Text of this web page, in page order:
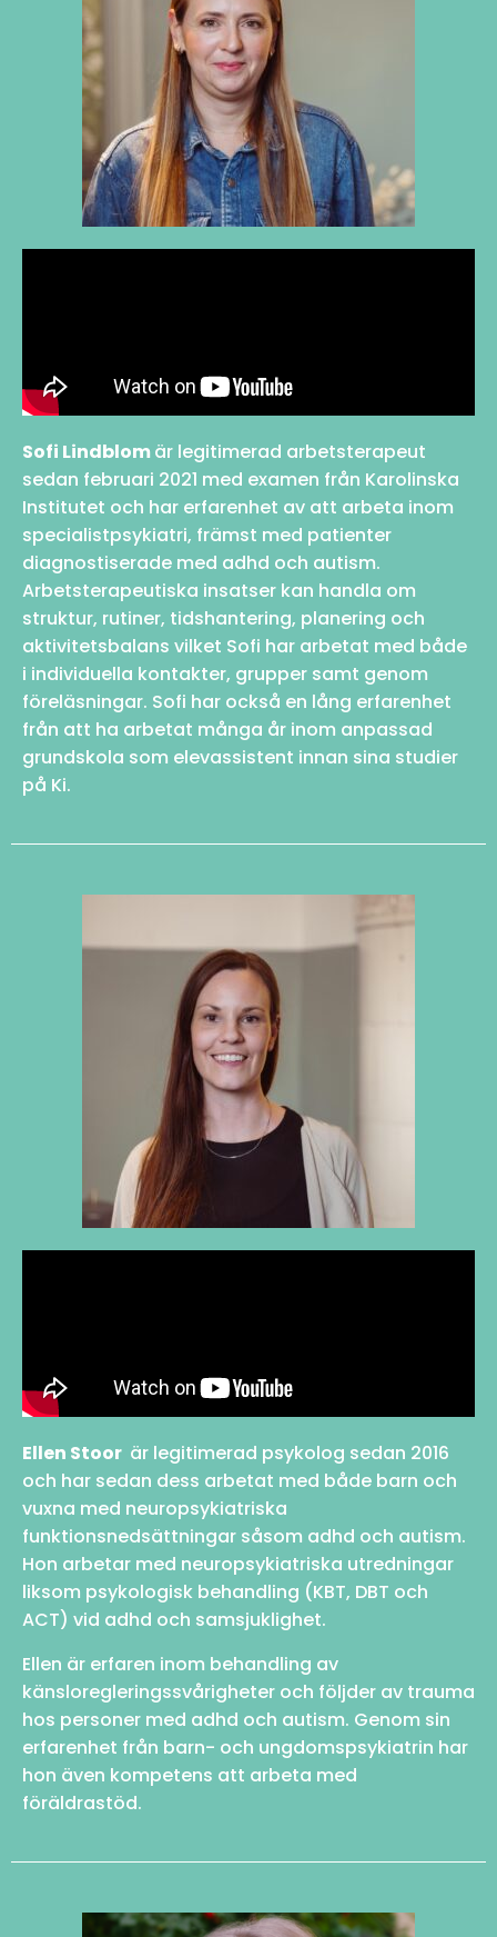
Sofi Lindblomär legitimerad arbetsterapeut
sedan februari 2021 med examen från Karolinska
Institutet och har erfarenhet av att arbeta inom
specialistpsykiatri, främst med patienter
diagnostiserade med adhd och autism.
Arbetsterapeutiska insatser kan handla om
struktur, rutiner, tidshantering, planering och
aktivitetsbalans vilket Sofi har arbetat med både
i individuella kontakter, grupper samt genom
föreläsningar. Sofi har också en lång erfarenhet
från att ha arbetat många år inom anpassad
grundskola som elevassistent innan sina studier
på Ki.
Ellen Stoor är legitimerad psykolog sedan 2016
och har sedan dess arbetat med både barn och
vuxna med neuropsykiatriska
funktionsnedsättningar såsom adhd och autism.
Hon arbetar med neuropsykiatriska utredningar
liksom psykologisk behandling (KBT, DBT och
ACT) vid adhd och samsjuklighet.
Ellen är erfaren inom behandling av
känsloregleringssvårigheter och följder av trauma
hos personer med adhd och autism. Genom sin
erfarenhet från barn- och ungdomspsykiatrin har
hon även kompetens att arbeta med
föräldrastöd.